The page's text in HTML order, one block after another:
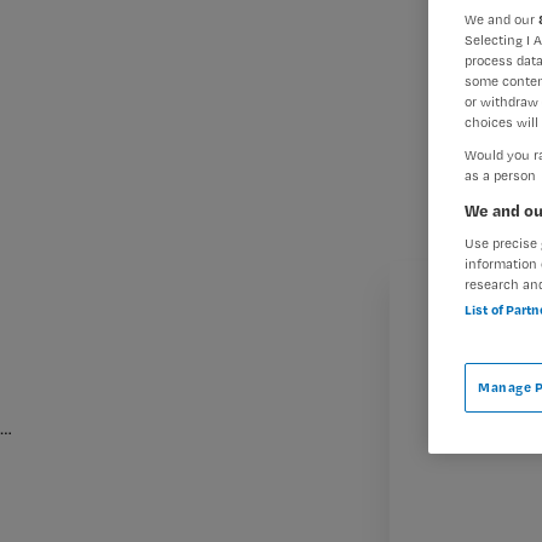
…
We and our
Selecting I
process
some
or withdraw
choices will
Would you
as a person
We and
Use
information
research
List of
Manage